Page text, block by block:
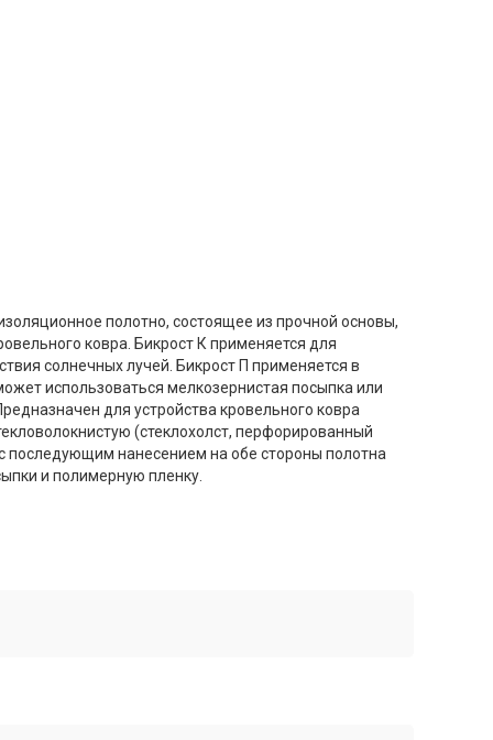
полотно, состоящее из прочной основы,
ковра. Бикрост К применяется для
солнечных лучей. Бикрост П применяется в
использоваться мелкозернистая посыпка или
для устройства кровельного ковра
(стеклохолст, перфорированный
последующим нанесением на обе стороны полотна
и полимерную пленку.